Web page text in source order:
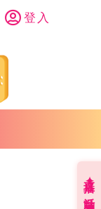
登入
直播✦活動